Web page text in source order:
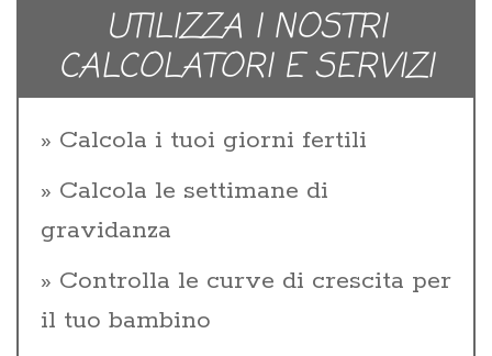
UTILIZZA I NOSTRI
CALCOLATORI E SERVIZI
Calcola i tuoi giorni fertili
Calcola le settimane di
gravidanza
Controlla le curve di crescita per
il tuo bambino